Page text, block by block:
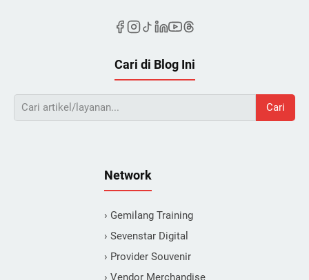
Cari di Blog Ini
Cari
Network
› Gemilang Training
› Sevenstar Digital
› Provider Souvenir
› Vendor Merchandise